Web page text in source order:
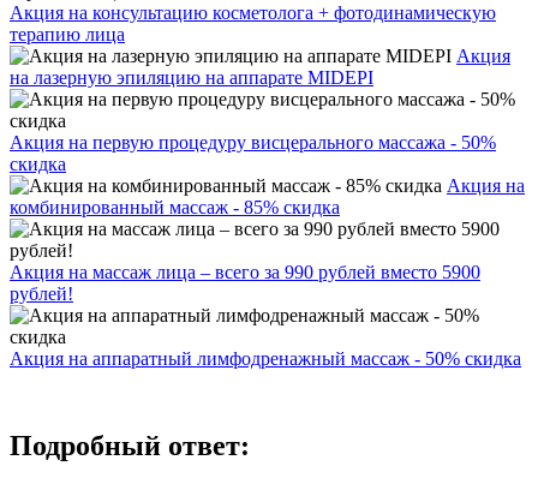
Акция на консультацию косметолога + фотодинамическую
терапию лица
Акция
на лазерную эпиляцию на аппарате MIDEPI
Акция на первую процедуру висцерального массажа - 50%
скидка
Акция на
комбинированный массаж - 85% скидка
Акция на массаж лица – всего за 990 рублей вместо 5900
рублей!
Акция на аппаратный лимфодренажный массаж - 50% скидка
Подробный ответ: